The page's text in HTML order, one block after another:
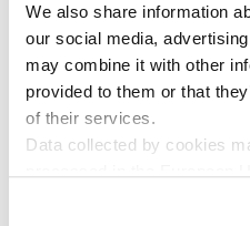
We also share information
our social media,
may combine it with other
provided to them or that
of their services.
Data collected by cookies